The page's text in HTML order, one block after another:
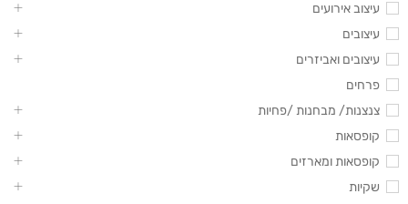
עיצוב אירועים
עיצובים
עיצובים ואביזרים
פרחים
צנצנות/ מבחנות /פחיות
קופסאות
קופסאות ומארזים
שקיות